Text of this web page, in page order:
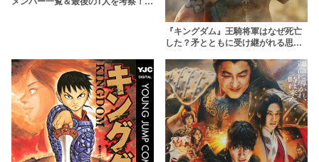
『キングダム』王騎将軍はなぜ死亡
した？矛とともに受け継がれる思い